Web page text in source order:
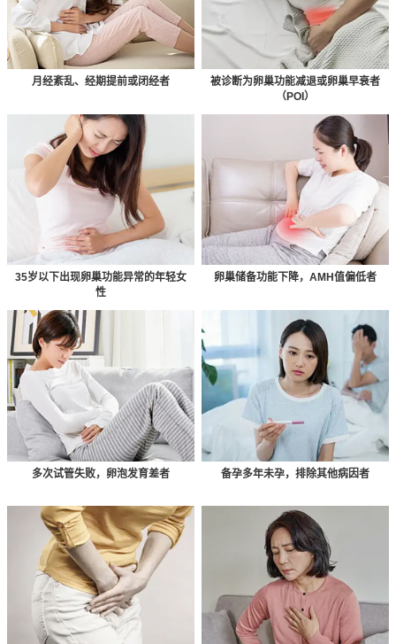
月经紊乱、经期提前或闭经者
被诊断为卵巢功能减退或卵巢早衰者
（POI）
35岁以下出现卵巢功能异常的年轻女
性
卵巢储备功能下降，AMH值偏低者
多次试管失败，卵泡发育差者 备孕多年未孕，排除其他病因者